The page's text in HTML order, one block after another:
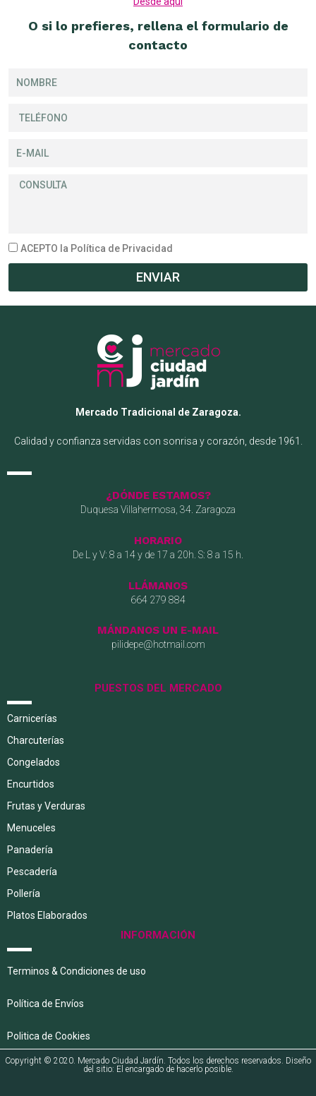
O si lo prefieres, rellena el formulario de
contacto
ACEPTO la Política de Privacidad
ENVIAR
Mercado Tradicional de Zaragoza.
Calidad y confianza servidas con sonrisa y corazón, desde 1961.
¿DÓNDE ESTAMOS?
Duquesa Villahermosa, 34. Zaragoza
HORARIO
De L y V: 8 a 14 y de 17 a 20h. S: 8 a 15 h.
LLÁMANOS
664 279 884
MÁNDANOS UN E-MAIL
pilidepe@hotmail.com
PUESTOS DEL MERCADO
Carnicerías
Charcuterías
Congelados
Encurtidos
Frutas y Verduras
Menuceles
Panadería
Pescadería
Pollería
Platos Elaborados
INFORMACIÓN
Terminos & Condiciones de uso
Política de Envíos
Politica de Cookies
Copyright © 2020. Mercado Ciudad Jardín. Todos los derechos reservados. Diseño
del sitio: El encargado de hacerlo posible.